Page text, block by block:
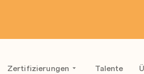
Zertifizierungen Talente